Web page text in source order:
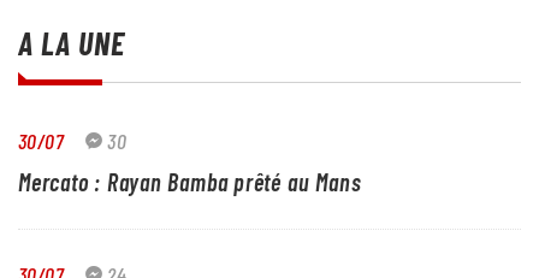
A LA UNE
30/07 30
Mercato : Rayan Bamba prêté au Mans